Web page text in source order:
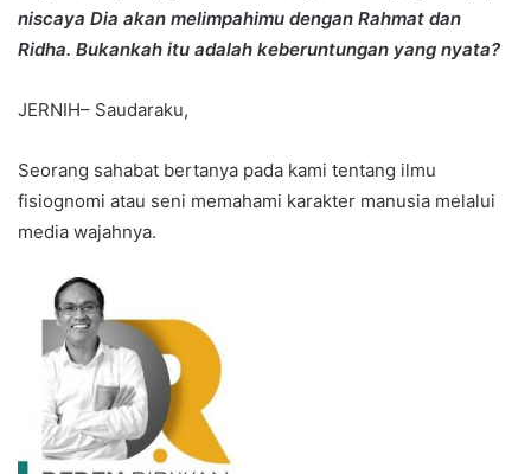
niscaya Dia akan melimpahimu dengan Rahmat dan
Ridha. Bukankah itu adalah keberuntungan yang nyata?
JERNIH– Saudaraku,
Seorang sahabat bertanya pada kami tentang ilmu
fisiognomi atau seni memahami karakter manusia melalui
media wajahnya.